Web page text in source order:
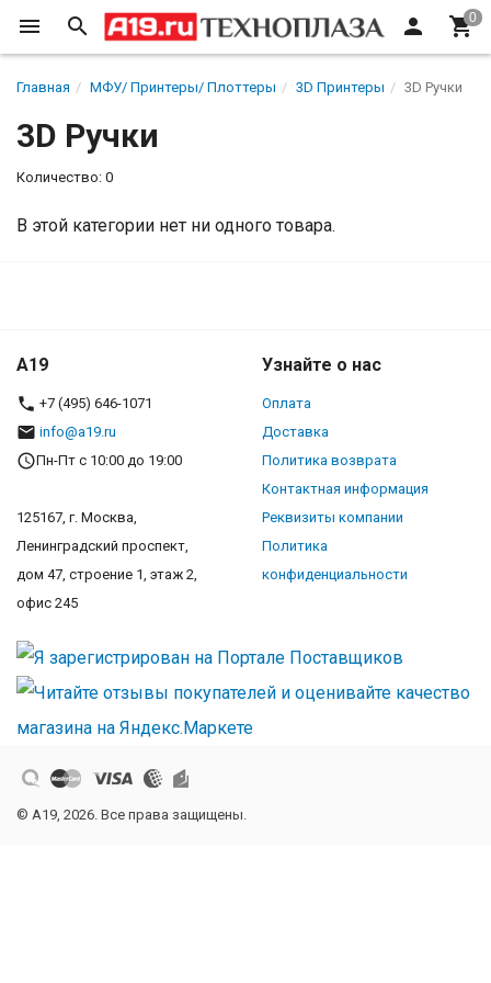
Главная МФУ/ Принтеры/ Плоттеры 3D Принтеры 3D Ручки
3D Ручки
Количество: 0
В этой категории нет ни одного товара.
A19
+7 (495) 646-1071
info@a19.ru
Пн-Пт с 10:00 до 19:00
125167, г. Москва,
Ленинградский проспект,
дом 47, строение 1, этаж 2,
офис 245
Узнайте о нас
Оплата
Доставка
Политика возврата
Контактная информация
Реквизиты компании
Политика
конфиденциальности
© A19, 2026. Все права защищены.